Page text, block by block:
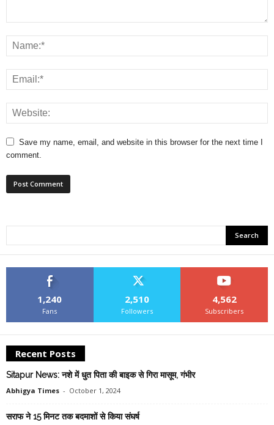
Save my name, email, and website in this browser for the next time I
comment.
1,240
Fans
2,510
Followers
4,562
Subscribers
Recent Posts
Sitapur News: नशे में धुत पिता की बाइक से गिरा मासूम, गंभीर
Abhigya Times - October 1, 2024
सराफ ने 15 मिनट तक बदमाशों से किया संघर्ष